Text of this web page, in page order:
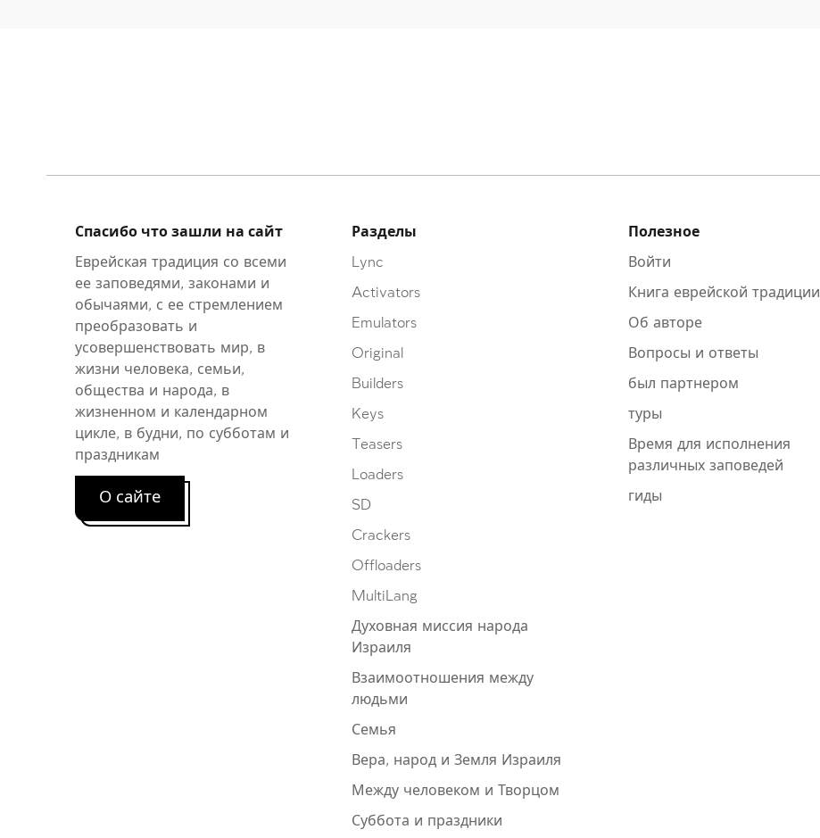
Зарегистрироваться на
Полезное
Войти
Книга еврейской традиции
Об авторе
Вопросы и ответы
был партнером
туры
Время для исполнения
различных заповедей
гиды
Разделы
Lync
Activators
Emulators
Original
Builders
Keys
Teasers
Loaders
SD
Crackers
Offloaders
MultiLang
Духовная миссия народа
Израиля
Взаимоотношения между
людьми
Семья
Вера, народ и Земля Израиля
Между человеком и Творцом
Суббота и праздники
Спасибо что зашли на сайт
Еврейская традиция со всеми
ее заповедями, законами и
обычаями, с ее стремлением
преобразовать и
усовершенствовать мир, в
жизни человека, семьи,
общества и народа, в
жизненном и календарном
цикле, в будни, по субботам и
праздникам
О сайте
Зарегистрироваться на
Зарегистрироваться на